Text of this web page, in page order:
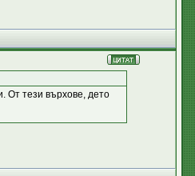
От тези върхове, дето